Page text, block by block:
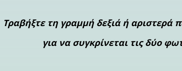
Τραβήξτε τη γραμμή δεξιά ή αριστερά
για να συγκρίνεται τις δύο